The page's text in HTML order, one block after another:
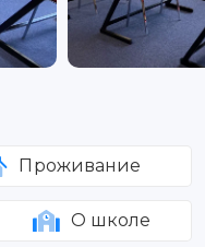
Проживание
О школе